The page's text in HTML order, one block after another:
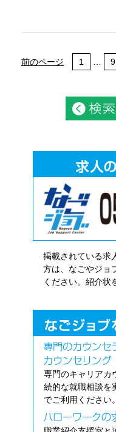
前のページ 1 9
掲載されている求
方は、なごやジョ
ください。紹介状
専門のキャリアカ
続的な就職相談を
でご利用ください。